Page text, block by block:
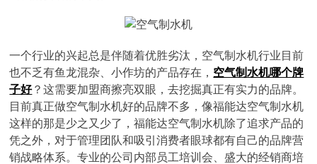
一个行业的兴起总是伴随着优胜劣汰，空气制水机行业目前
也不乏有鱼龙混杂、小作坊的产品存在， 空气制水机哪个牌
子好？这需要加盟商擦亮双眼，去挖掘真正有实力的品牌。
目前真正做空气制水机好的品牌不多，像福能达空气制水机
这样的那是少之又少了，福能达空气制水机除了追求产品的
凭之外，对于管理团队和吸引消费者眼球都有自己的品牌营
销战略体系。专业的公司内部员工培训会、盛大的经销商培